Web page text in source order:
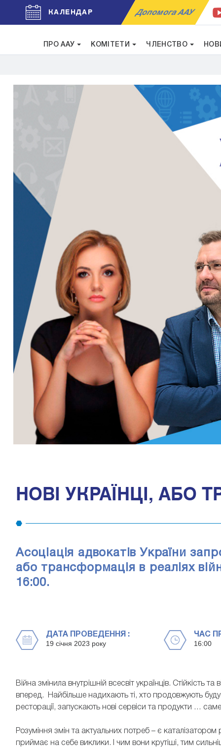
КАЛЕНДАР Допомога ААУ
ПРО ААУ КОМІТЕТИ ЧЛЕНСТВО
НОВІ УКРАЇНЦІ, АБО
Асоціація адвокатів України
або трансформація в реаліях
16:00.
ДАТА ПРОВЕДЕННЯ :
19 січня 2023 року
ЧАС
16:00
Війна змінила внутрішній всесвіт українців. Стійкість
вперед. Найбільше надихають ті, хто продовжують
ресторації, запускають нові сервіси та продукти …
Розуміння змін та актуальних потреб – є каталізатором
приймає на себе виклики. І чим вони крутіші, тим